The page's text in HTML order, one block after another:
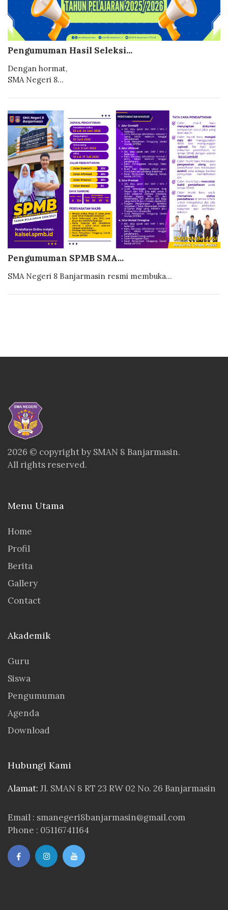
Pengumuman Hasil Seleksi...
Dengan hormat,
SMA Negeri 8...
Pengumuman SPMB SMA...
SMA Negeri 8 Banjarmasin resmi membuka...
2026 © copyright by SMAN 8 Banjarmasin.
All rights reserved.
Menu Utama
Home
Profil
Berita
Gallery
Contact
Akademik
Guru
Siswa
Pengumuman
Agenda
Download
Hubungi Kami
Alamat: Jl. SMAN 8 RT 23 RW 02 No. 26 Banjarmasin
Email : smanegeri8banjarmasin@gmail.com
Phone : 05116741164